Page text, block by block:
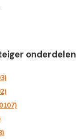
onderdelen